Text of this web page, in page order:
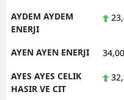
AYDEM AYDEM
ENERJI
AYEN AYEN ENERJI 34,00
AYES AYES CELIK
HASIR VE CIT